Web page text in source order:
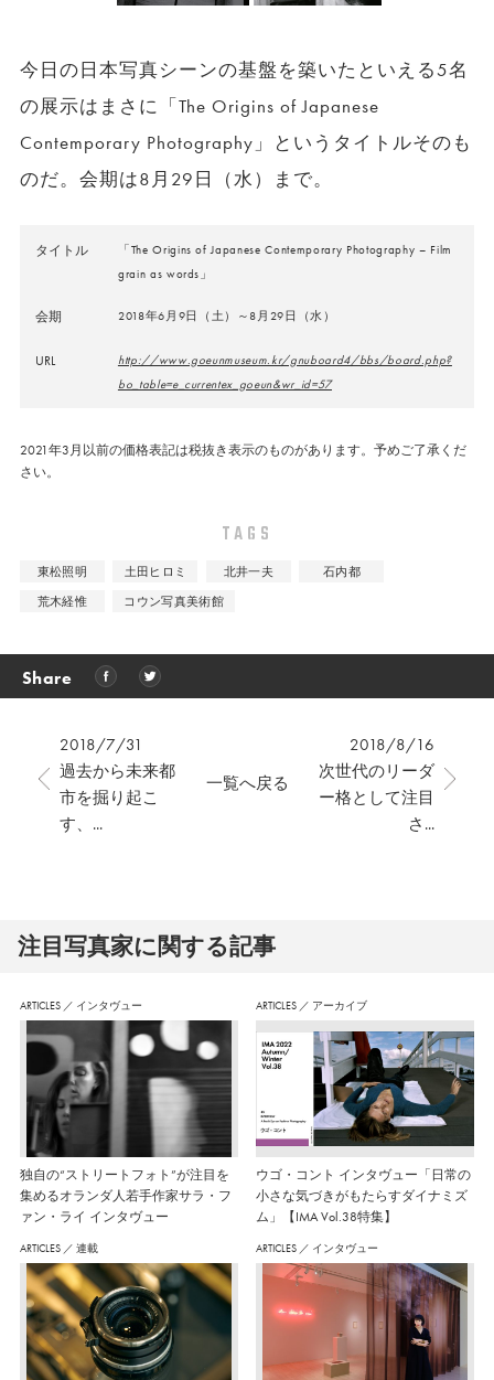
今日の日本写真シーンの基盤を築いたといえる5名
の展示はまさに「The Origins of Japanese
Contemporary Photography」というタイトルそのも
のだ。会期は8月29日（水）まで。
タイトル
「The Origins of Japanese Contemporary Photography – Film
grain as words」
会期 2018年6月9日（土）～8月29日（水）
URL
http://www.goeunmuseum.kr/gnuboard4/bbs/board.php?
bo_table=e_currentex_goeun&wr_id=57
2021年3月以前の価格表記は税抜き表示のものがあります。予めご了承くだ
さい。
TAGS
東松照明 土田ヒロミ 北井一夫
石内都
荒木経惟
コウン写真美術館
Share
2018/7/31
過去から未来都
市を掘り起こ
す、...
2018/8/16
次世代のリーダ
ー格として注目
さ...
一覧へ戻る
注⽬写真家に関する記事
ARTICLES ／ インタヴュー
独自の“ストリートフォト”が注目を
集めるオランダ人若手作家サラ・フ
ァン・ライ インタヴュー
ARTICLES ／ アーカイブ
ウゴ・コント インタヴュー「日常の
小さな気づきがもたらすダイナミズ
ム」【IMA Vol.38特集】
ARTICLES ／ 連載 ARTICLES ／ インタヴュー